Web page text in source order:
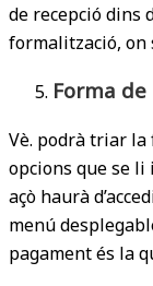
de recepció dins
formalització, on
Forma
Vè. podrà triar
opcions que se li
açò haurà
menú
pagament és la